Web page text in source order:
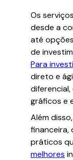
Os
desde a
até
de
Para
direto e
gráficos e
Além
financeira,
práticos
melhores